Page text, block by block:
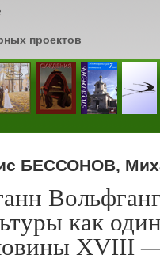
проектов
БЕССОНОВ,
как
XVIII —